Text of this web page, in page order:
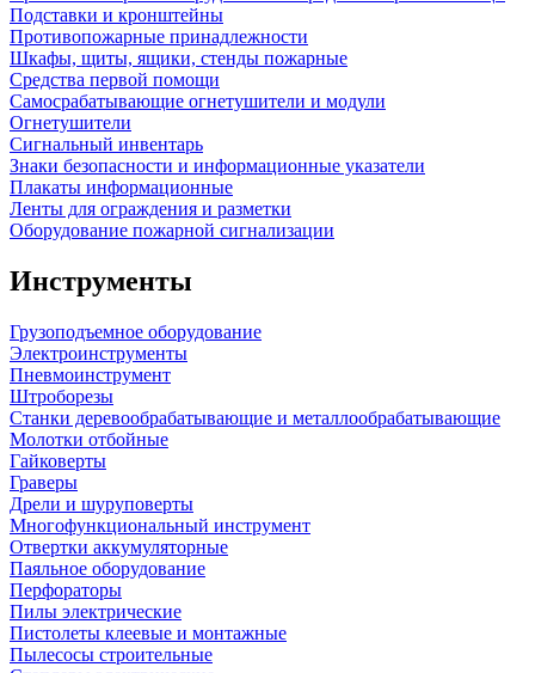
Подставки и кронштейны
Противопожарные принадлежности
Шкафы, щиты, ящики, стенды пожарные
Средства первой помощи
Самосрабатывающие огнетушители и модули
Огнетушители
Сигнальный инвентарь
Знаки безопасности и информационные указатели
Плакаты информационные
Ленты для ограждения и разметки
Оборудование пожарной сигнализации
Инструменты
Грузоподъемное оборудование
Электроинструменты
Пневмоинструмент
Штроборезы
Станки деревообрабатывающие и металлообрабатывающие
Молотки отбойные
Гайковерты
Граверы
Дрели и шуруповерты
Многофункциональный инструмент
Отвертки аккумуляторные
Паяльное оборудование
Перфораторы
Пилы электрические
Пистолеты клеевые и монтажные
Пылесосы строительные